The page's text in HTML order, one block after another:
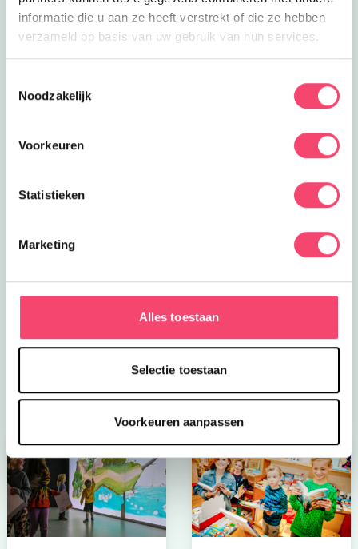
informatie die u aan ze heeft verstrekt of die ze hebben
verzameld op basis van uw gebruik van hun services.
Noodzakelijk
Voorkeuren
Statistieken
Marketing
Alles toestaan
Selectie toestaan
Voorkeuren aanpassen
Museum. Wie is het snelste op de stormbaan? Rijd zelf
in een mini-jeep of mini-quad en meer!
Bekijk het aanbod